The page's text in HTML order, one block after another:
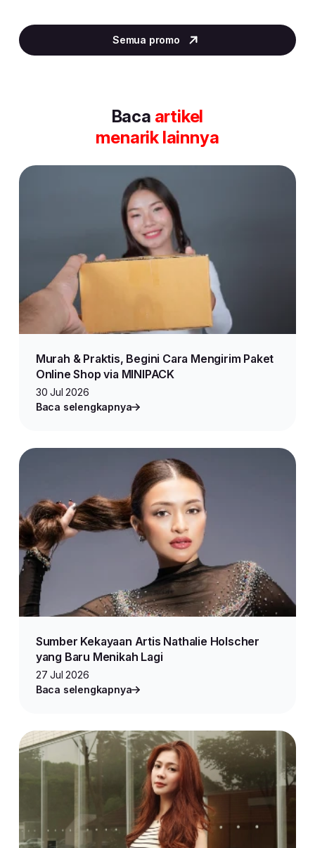
2
of
Semua promo
Baca artikel
menarik lainnya
Murah & Praktis, Begini Cara Mengirim Paket
Online Shop via MINIPACK
30 Jul 2026
Baca selengkapnya
Sumber Kekayaan Artis Nathalie Holscher
yang Baru Menikah Lagi
27 Jul 2026
Baca selengkapnya